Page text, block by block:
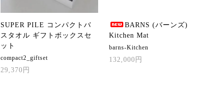
SUPER PILE コンパクトバ
スタオル ギフトボックスセ
ット
compact2_giftset
29,370円
BARNS (バーンズ)
Kitchen Mat
barns-Kitchen
132,000円